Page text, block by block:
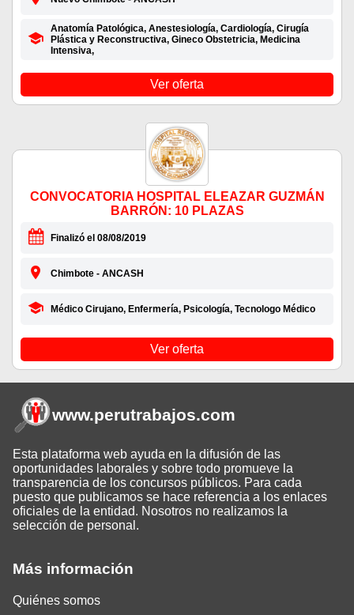
Anatomía Patológica, Anestesiología, Cardiología, Cirugía
Plástica y Reconstructiva, Gineco Obstetricia, Medicina
Intensiva,
Ver oferta
CONVOCATORIA HOSPITAL ELEAZAR GUZMÁN
BARRÓN: 10 PLAZAS
Finalizó el 08/08/2019
Chimbote - ANCASH
Médico Cirujano, Enfermería, Psicología, Tecnologo Médico
Ver oferta
Más información
Quiénes somos
www.perutrabajos.com
Esta plataforma web ayuda en la difusión de las
oportunidades laborales y sobre todo promueve la
transparencia de los concursos públicos. Para cada
puesto que publicamos se hace referencia a los enlaces
oficiales de la entidad. Nosotros no realizamos la
selección de personal.